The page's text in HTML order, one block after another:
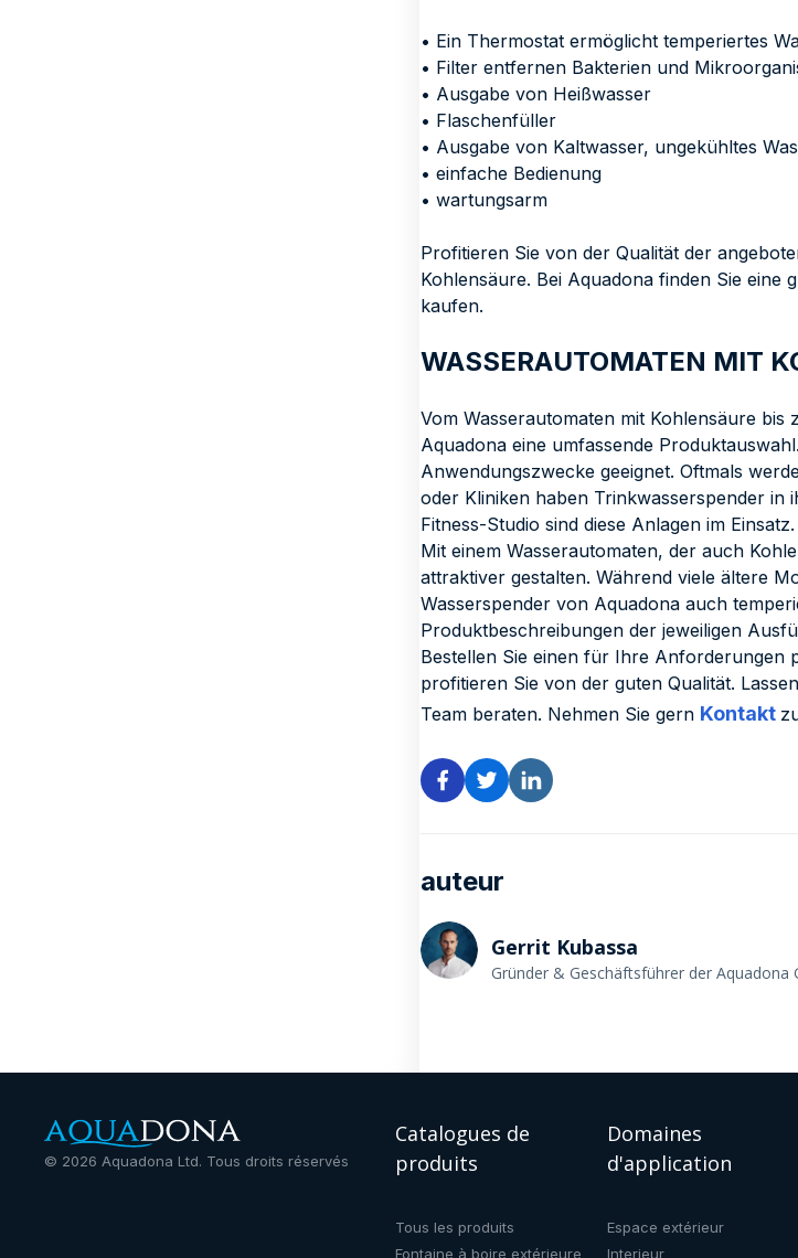
• Ein Thermostat ermöglicht temperiertes
• Filter entfernen Bakterien und
• Ausgabe von Heißwasser
• Flaschenfüller
• Ausgabe von Kaltwasser, ungekühltes
• einfache Bedienung
• wartungsarm
Profitieren Sie von der Qualität der
Kohlensäure. Bei Aquadona finden Sie eine
kaufen.
WASSERAUTOMATEN MIT
Vom Wasserautomaten mit Kohlensäure
Aquadona eine umfassende
Anwendungszwecke geeignet. Oftmals
oder Kliniken haben Trinkwasserspender in
Fitness-Studio sind diese Anlagen im Einsatz.
Mit einem Wasserautomaten, der auch
attraktiver gestalten. Während viele ältere
Wasserspender von Aquadona auch
Produktbeschreibungen der jeweiligen
Bestellen Sie einen für Ihre Anforderungen
profitieren Sie von der guten Qualität.
Team beraten. Nehmen Sie gern Kontakt
auteur
Gerrit Kubassa
Gründer & Geschäftsführer der Aquadona
© 2026 Aquadona Ltd. Tous droits réservés
Catalogues de
produits
Tous les produits
Fontaine à boire extérieure
Domaines
d'application
Espace extérieur
Interieur